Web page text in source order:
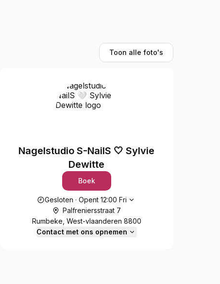
Toon alle foto's
Nagelstudio S-NailS 🤍 Sylvie
Dewitte
Boek
Openingstijden
Gesloten · Opent 12:00 Fri
Palfreniersstraat 7
Rumbeke, West-vlaanderen 8800
Contact met ons opnemen